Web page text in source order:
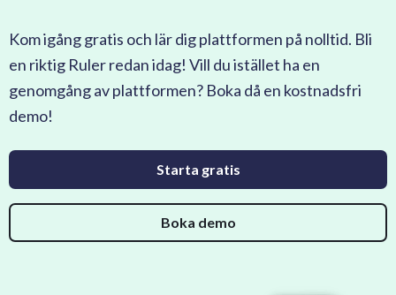
Kom igång gratis och lär dig plattformen på nolltid. Bli
en riktig Ruler redan idag! Vill du istället ha en
genomgång av plattformen? Boka då en kostnadsfri
demo!
Starta gratis
Boka demo